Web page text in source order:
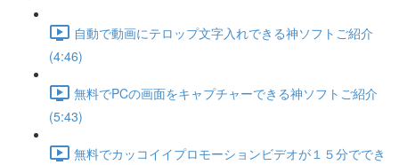
自動で動画にテロップ文字入れできる神ソフトご紹介
(4:46)
無料でPCの画面をキャプチャーできる神ソフトご紹介
(5:43)
無料でカッコイイプロモーションビデオが１５分ででき